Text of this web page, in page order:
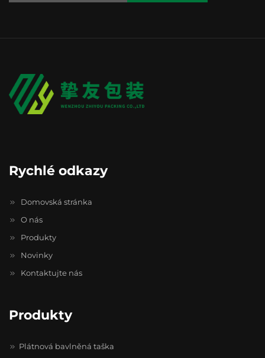
Rychlé odkazy
Domovská stránka
O nás
Produkty
Novinky
Kontaktujte nás
Produkty
Plátnová bavlněná taška